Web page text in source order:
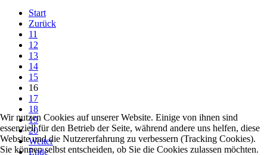
Start
Zurück
11
12
13
14
15
16
17
18
19
20
Weiter
Ende
Wir nutzen Cookies auf unserer Website. Einige von ihnen sind
essenziell für den Betrieb der Seite, während andere uns helfen, diese
Website und die Nutzererfahrung zu verbessern (Tracking Cookies).
Sie können selbst entscheiden, ob Sie die Cookies zulassen möchten.